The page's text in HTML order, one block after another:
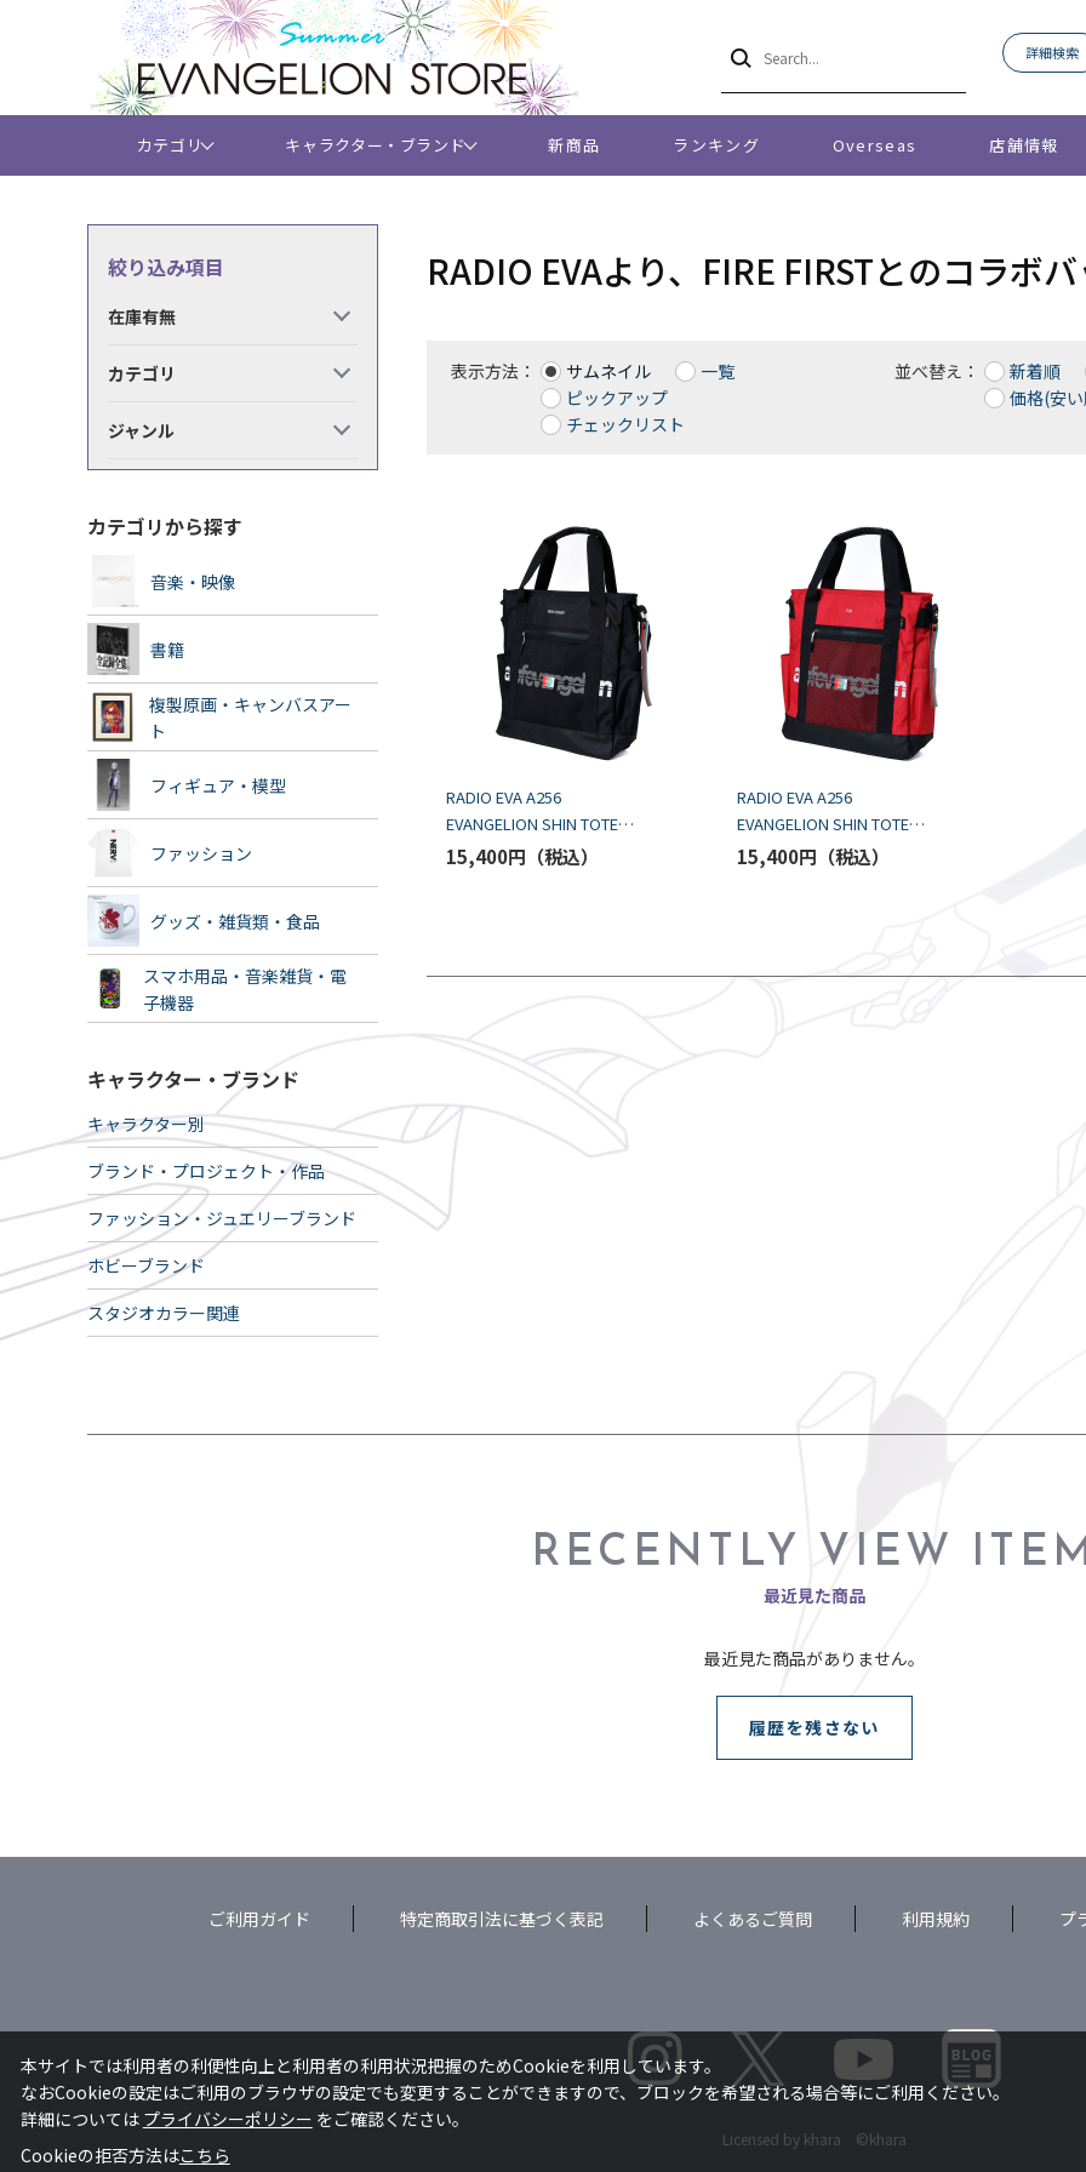
詳細検索
カテゴリ キャラクター・ブランド 新商品 ランキング Overseas 店舗情報
絞り込み項目
在庫有無
カテゴリ
ジャンル
カテゴリから探す
音楽・映像
書籍
複製原画・キャンバスアー
ト
フィギュア・模型
ファッション
グッズ・雑貨類・食品
スマホ用品・音楽雑貨・電
子機器
キャラクター・ブランド
キャラクター別
ブランド・プロジェクト・作品
ファッション・ジュエリーブランド
ホビーブランド
スタジオカラー関連
RADIO EVAより、FIRE FIRSTとのコラボ
表示方法： サムネイル
一覧
ピックアップ
チェックリスト
並べ替え：
新着順
価格(安
RADIO EVA A256
EVANGELION SHIN TOTE
BAG by FIRE FIRST/BLACK
15,400円
RADIO EVA A256
EVANGELION SHIN TOTE
BAG by FIRE FIRST/RED
15,400円
RECENTLY VIEW
最近見た商品
最近見た商品がありません。
履歴を残さない
ご利用ガイド 特定商取引法に基づく表記 よくあるご質問 利用規約 プ
Licensed by khara ©khara
本サイトでは利用者の利便性向上と利用者の利用状況把握のためCookieを利用しています。
なおCookieの設定はご利用のブラウザの設定でも変更することができますので、ブロックを希望される場合等にご利用ください。
詳細については プライバシーポリシー をご確認ください。
Cookieの拒否方法はこちら